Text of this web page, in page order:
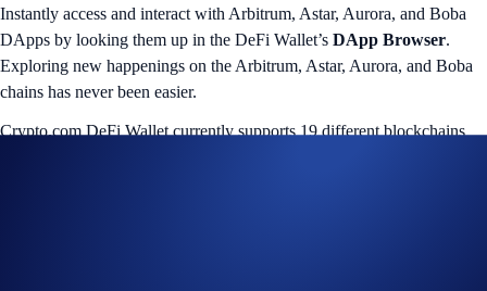
Instantly access and interact with Arbitrum, Astar, Aurora, and Boba
DApps by looking them up in the DeFi Wallet’s DApp Browser.
Exploring new happenings on the Arbitrum, Astar, Aurora, and Boba
chains has never been easier.
Crypto.com DeFi Wallet currently supports 19 different blockchains